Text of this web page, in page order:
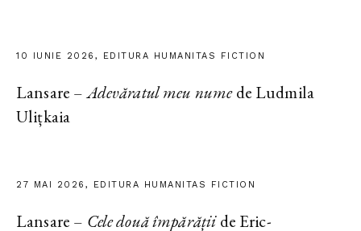
10 IUNIE 2026, EDITURA HUMANITAS FICTION
Lansare –Adevăratul meu numede Ludmila
Ulițkaia
27 MAI 2026, EDITURA HUMANITAS FICTION
Lansare – Cele două împărățiide Eric-